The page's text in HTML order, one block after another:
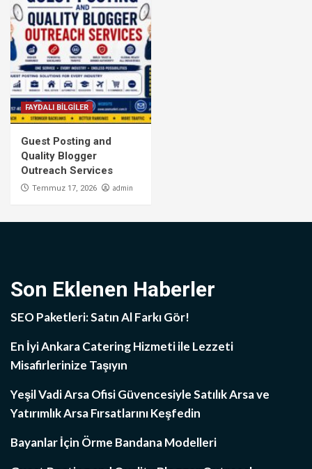
FAYDALI BİLGİLER
Guest Posting and
Quality Blogger
Outreach Services
Temmuz 17, 2026 admin
Son Eklenen Haberler
SEO Paketleri: Satın Al Farkı Gör!
En İyi Ankara Catering Hizmeti ile Lezzeti
Misafirlerinize Taşıyın
Yeşil Vadi Arsa Ofisi Güvencesiyle Satılık Arsa ve
Yatırımlık Arsa Fırsatlarını Keşfedin
Bayanlar İçin Örme Bandana Modelleri